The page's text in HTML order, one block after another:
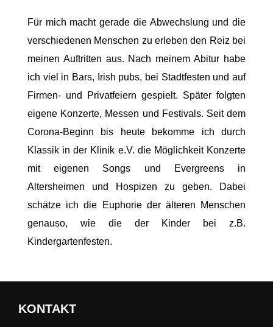
Für mich macht gerade die Abwechslung und die
verschiedenen Menschen zu erleben den Reiz bei
meinen Auftritten aus. Nach meinem Abitur habe
ich viel in Bars, Irish pubs, bei Stadtfesten und auf
Firmen- und Privatfeiern gespielt. Später folgten
eigene Konzerte, Messen und Festivals. Seit dem
Corona-Beginn bis heute bekomme ich durch
Klassik in der Klinik e.V. die Möglichkeit Konzerte
mit eigenen Songs und Evergreens in
Altersheimen und Hospizen zu geben. Dabei
schätze ich die Euphorie der älteren Menschen
genauso, wie die der Kinder bei z.B.
Kindergartenfesten.
KONTAKT